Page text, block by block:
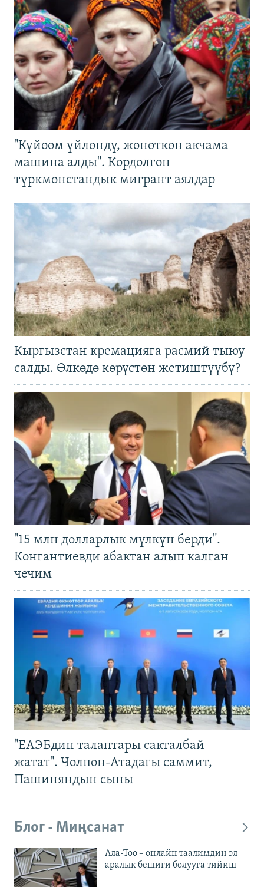
"Күйөөм үйлөндү, жөнөткөн акчама
машина алды". Кордолгон
түркмөнстандык мигрант аялдар
Кыргызстан кремацияга расмий тыюу
салды. Өлкөдө көрүстөн жетиштүүбү?
"15 млн долларлык мүлкүн берди".
Конгантиевди абактан алып калган
чечим
"ЕАЭБдин талаптары сакталбай
жатат". Чолпон-Атадагы саммит,
Пашиняндын сыны
Блог - Миңсанат
Ала-Тоо – онлайн таалимдин эл
аралык бешиги болууга тийиш